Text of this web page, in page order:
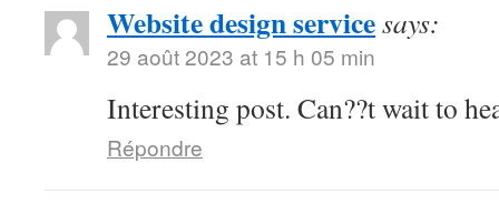
Website design servicesays:
29 août 2023 at 15 h 05 min
Interesting post. Can??t wait to
Répondre